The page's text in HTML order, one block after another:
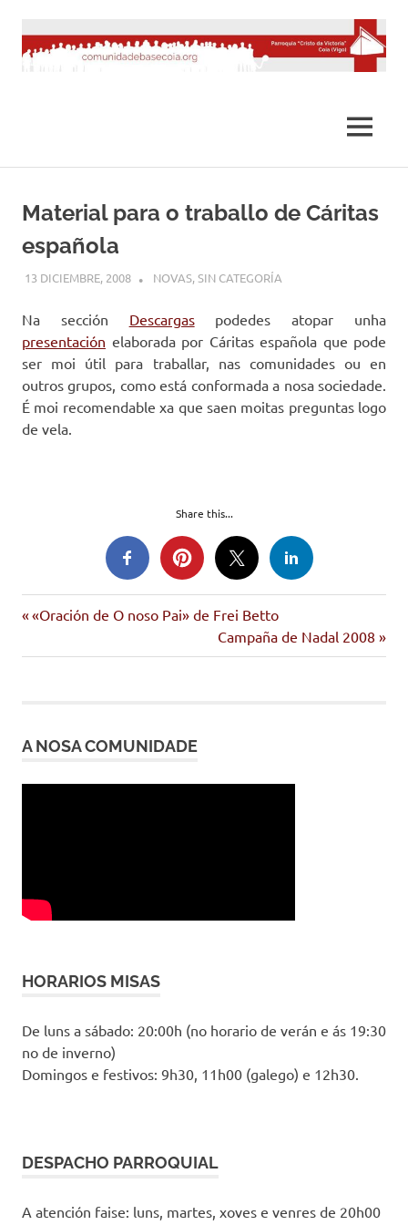
contenido
MENÚ
Material para o traballo de Cáritas
española
13 DICIEMBRE, 2008 DESARROLLO
NOVAS,SIN CATEGORÍA
Na sección Descargaspodedes atopar unha
presentación elaborada por Cáritas española que pode
ser moi útil para traballar, nas comunidades ou en
outros grupos, como está conformada a nosa sociedade.
É moi recomendable xa que saen moitas preguntas logo
de vela.
Share this...
Navegación
de
Entrada
«Oración de O noso Pai» de Frei Betto
Siguiente
entrada:
Campaña de Nadal 2008
A NOSA COMUNIDADE
HORARIOS MISAS
De luns a sábado: 20:00h (no horario de verán e ás 19:30
no de inverno)
Domingos e festivos: 9h30, 11h00 (galego) e 12h30.
DESPACHO PARROQUIAL
A atención faise: luns, martes, xoves e venres de 20h00